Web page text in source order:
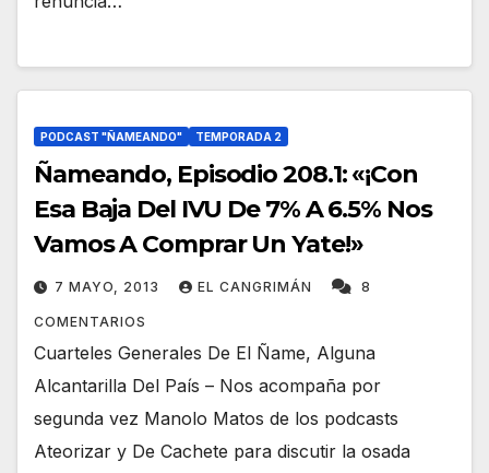
PODCAST "ÑAMEANDO" TEMPORADA 2
Ñameando, Episodio 208.1: «¡Con
Esa Baja Del IVU De 7% A 6.5% Nos
Vamos A Comprar Un Yate!»
7 MAYO, 2013 EL CANGRIMÁN 8
COMENTARIOS
Cuarteles Generales De El Ñame, Alguna
Alcantarilla Del País – Nos acompaña por
segunda vez Manolo Matos de los podcasts
Ateorizar y De Cachete para discutir la osada